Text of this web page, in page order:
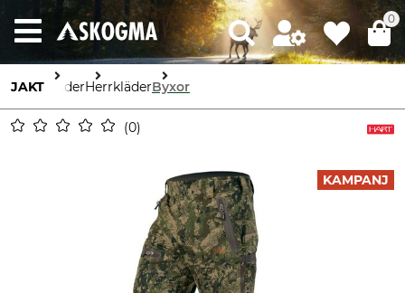
0
JAKT KläderHerrkläderByxor
0
KAMPANJ